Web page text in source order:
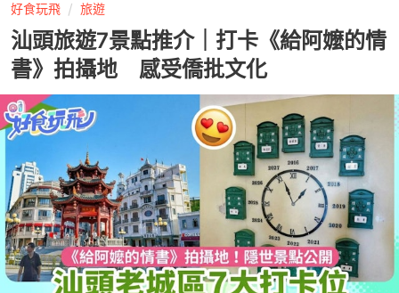
好食玩飛 旅遊
汕頭旅遊7景點推介｜打卡《給阿嬤的情
書》拍攝地 感受僑批文化